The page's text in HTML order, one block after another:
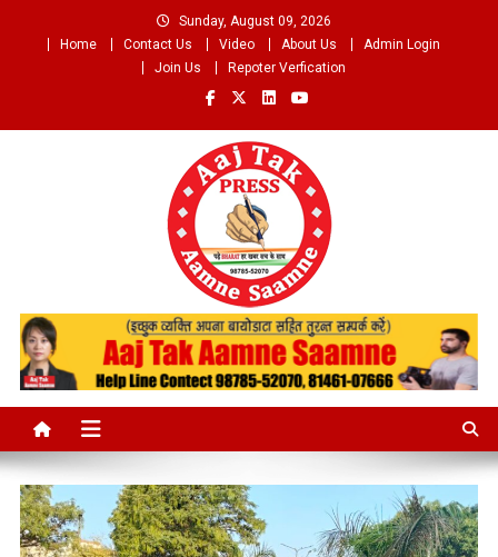
Sunday, August 09, 2026
Home
Contact Us Video About Us
Admin Login
Join Us
Repoter Verfication
Aaj Tak Aamne Saamne.com